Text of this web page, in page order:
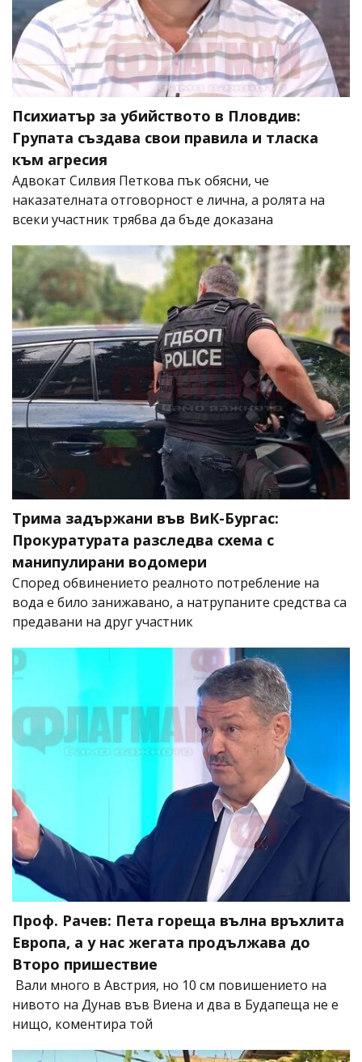
Психиатър за убийството в Пловдив:
Групата създава свои правила и тласка
към агресия
Адвокат Силвия Петкова пък обясни, че
наказателната отговорност е лична, а ролята на
всеки участник трябва да бъде доказана
Трима задържани във ВиК-Бургас:
Прокуратурата разследва схема с
манипулирани водомери
Според обвинението реалното потребление на
вода е било занижавано, а натрупаните средства са
предавани на друг участник
Проф. Рачев: Пета гореща вълна връхлита
Европа, а у нас жегата продължава до
Второ пришествие
Вали много в Австрия, но 10 см повишението на
нивото на Дунав във Виена и два в Будапеща не е
нищо, коментира той